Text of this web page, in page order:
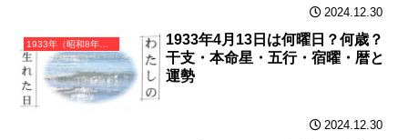
2024.12.30
1933年（昭和8年）癸酉（みずのととり）・酉年（とり年）カレンダー（月曜はじまり）
1933年4月13日は何曜日？何歳？
干支・本命星・五行・宿曜・暦と
運勢
2024.12.30